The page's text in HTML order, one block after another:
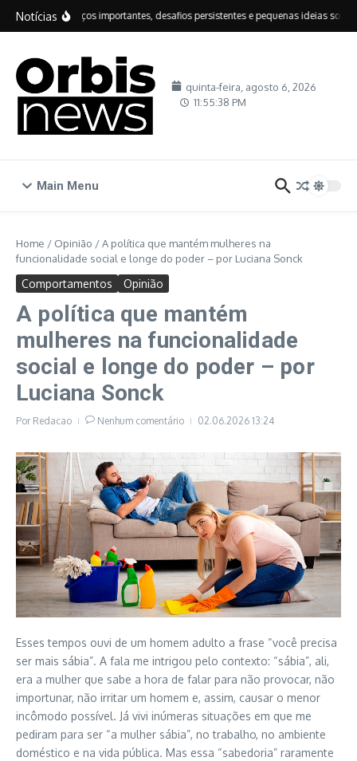
Ir para o conteúdo
Notícias
IDEB: avanços importantes, desafios persistentes e pequenas ideias sobre
quinta-feira, agosto 6, 2026
11:55:38 PM
Main Menu
Home / Opinião /A política que mantém mulheres na
funcionalidade social e longe do poder – por Luciana Sonck
Comportamentos Opinião
A política que mantém
mulheres na funcionalidade
social e longe do poder – por
Luciana Sonck
Por Redacao Nenhum comentário 02.06.2026 13:24
Esses tempos ouvi de um homem adulto a frase “você precisa
ser mais sábia”. A fala me intrigou pelo contexto: “sábia”, ali,
era a mulher que sabe a hora de falar para não provocar, não
importunar, não irritar um homem e, assim, causar o menor
incômodo possível. Já vivi inúmeras situações em que me
pediram para ser “a mulher sábia”, no trabalho, no ambiente
doméstico e na vida pública. Mas essa “sabedoria” raramente